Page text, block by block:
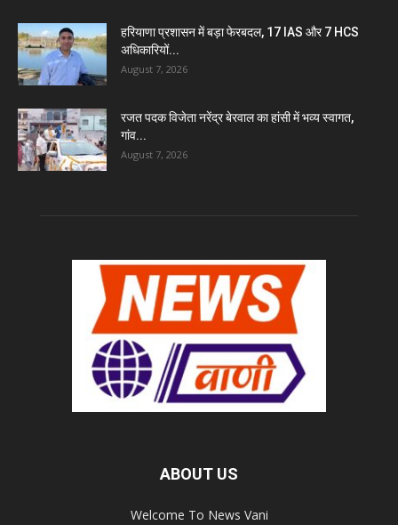
हरियाणा प्रशासन में बड़ा फेरबदल, 17 IAS और 7 HCS
अधिकारियों...
August 7, 2026
रजत पदक विजेता नरेंद्र बेरवाल का हांसी में भव्य स्वागत,
गांव...
August 7, 2026
ABOUT US
Welcome To News Vani